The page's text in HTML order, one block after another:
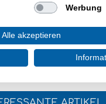
aus 304er-Edelstahl
Small online
bestellen.
Werbung
Alle akzeptieren